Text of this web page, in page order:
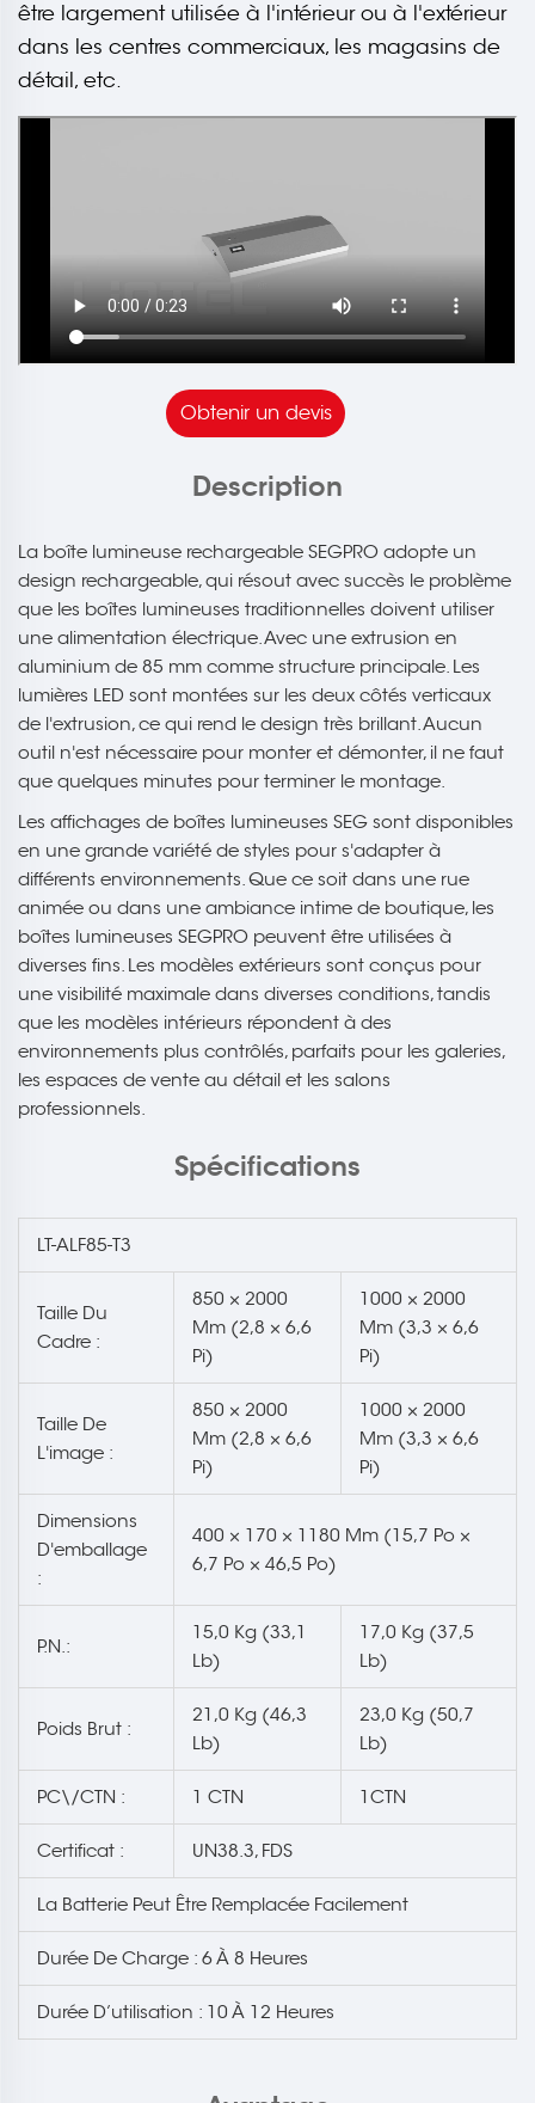
être largement utilisée à l'intérieur ou à l'extérieur
dans les centres commerciaux, les magasins de
détail, etc.
Obtenir un devis
Description
La boîte lumineuse rechargeable SEGPRO adopte un
design rechargeable, qui résout avec succès le problème
que les boîtes lumineuses traditionnelles doivent utiliser
une alimentation électrique. Avec une extrusion en
aluminium de 85 mm comme structure principale. Les
lumières LED sont montées sur les deux côtés verticaux
de l'extrusion, ce qui rend le design très brillant. Aucun
outil n'est nécessaire pour monter et démonter, il ne faut
que quelques minutes pour terminer le montage.
Les affichages de boîtes lumineuses SEG sont disponibles
en une grande variété de styles pour s'adapter à
différents environnements. Que ce soit dans une rue
animée ou dans une ambiance intime de boutique, les
boîtes lumineuses SEGPRO peuvent être utilisées à
diverses fins. Les modèles extérieurs sont conçus pour
une visibilité maximale dans diverses conditions, tandis
que les modèles intérieurs répondent à des
environnements plus contrôlés, parfaits pour les galeries,
les espaces de vente au détail et les salons
professionnels.
Spécifications
LT-ALF85-T3
Taille Du
Cadre :
850 × 2000
Mm (2,8 × 6,6
Pi)
1000 × 2000
Mm (3,3 × 6,6
Pi)
Taille De
L'image :
850 × 2000
Mm (2,8 × 6,6
Pi)
1000 × 2000
Mm (3,3 × 6,6
Pi)
Dimensions
D'emballage
:
400 × 170 × 1180 Mm (15,7 Po ×
6,7 Po × 46,5 Po)
P.N.:
15,0 Kg (33,1
Lb)
17,0 Kg (37,5
Lb)
Poids Brut :
21,0 Kg (46,3
Lb)
23,0 Kg (50,7
Lb)
PC\/CTN : 1 CTN 1CTN
Certificat : UN38.3, FDS
La Batterie Peut Être Remplacée Facilement
Durée De Charge : 6 À 8 Heures
Durée D’utilisation : 10 À 12 Heures